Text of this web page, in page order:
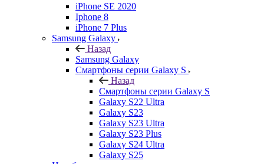
iPhone SE 2020
Iphone 8
iPhone 7 Plus
Samsung Galaxy
Назад
Samsung Galaxy
Смартфоны серии Galaxy S
Назад
Смартфоны серии Galaxy S
Galaxy S22 Ultra
Galaxy S23
Galaxy S23 Ultra
Galaxy S23 Plus
Galaxy S24 Ultra
Galaxy S25